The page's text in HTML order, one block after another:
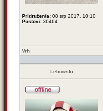
Pridružen/a: 08 srp 2017, 10:10
Postovi: 36464
Vrh
Lebowski